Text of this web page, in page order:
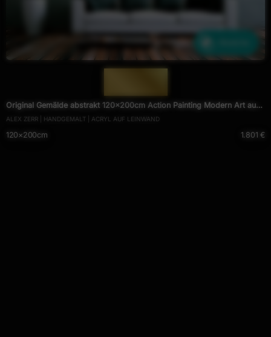
Original Gemälde abstrakt 120x200cm Action Painting Modern Art auf
Leinwand Mischtechnik schwarz NEON bunt blau
ALEX ZERR | HANDGEMALT | ACRYL AUF LEINWAND
120×200cm 1.801 €